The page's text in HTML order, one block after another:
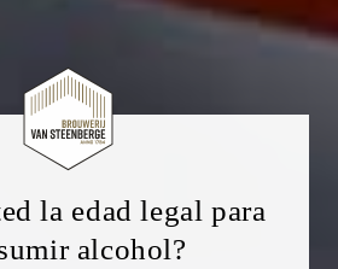
la edad legal para
alcohol?